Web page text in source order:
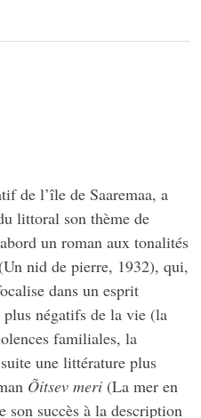
de l’île de Saaremaa, a
littoral son thème de
un roman aux tonalités
(Un nid de pierre, 1932), qui,
dans un esprit
plus négatifs de la vie (la
familiales, la
une littérature plus
Õitsev meri (La mer en
son succès à la description